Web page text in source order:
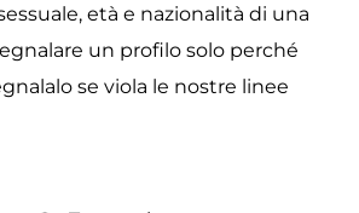
età e nazionalità di una
un profilo solo perché
se viola le nostre linee